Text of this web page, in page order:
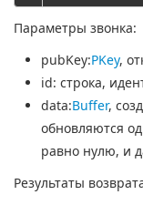
Параметры звонка:
pubKey:PKey,
id: строка,
data:Buffer,
обновляются
равно нулю, и
Результаты